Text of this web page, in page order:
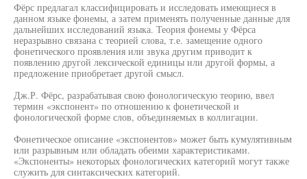
Фёрс предлагал классифицировать и исследовать имеющиеся в
данном языке фонемы, а затем применять полученные данные для
дальнейших исследований языка. Теория фонемы у Фёрса
неразрывно связана с теорией слова, т.е. замещение одного
фонетического проявления или звука другим приводит к
появлению другой лексической единицы или другой формы, а
предложение приобретает другой смысл.
Дж.Р. Фёрс, разрабатывая свою фонологическую теорию, ввел
термин «экспонент» по отношению к фонетической и
фонологической форме слов, объединяемых в коллигации.
Фонетическое описание «экспонентов» может быть кумулятивным
или разрывным или обладать обеими характеристиками.
«Экспоненты» некоторых фонологических категорий могут также
служить для синтаксических категорий.